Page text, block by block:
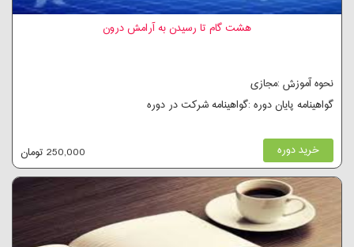
هشت گام تا رسیدن به آرامش درون
نحوه آموزش :مجازی
گواهینامه پایان دوره :گواهینامه شرکت در دوره
خرید دوره 250,000 تومان